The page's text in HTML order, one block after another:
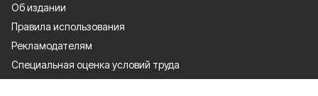
Об издании
Правила использования
Рекламодателям
Специальная оценка условий труда